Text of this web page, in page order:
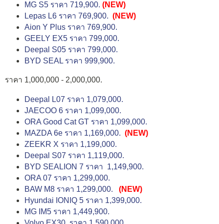
MG S5 ราคา 719,900. (NEW)
Lepas L6 ราคา 769,900. (NEW)
Aion Y Plus ราคา 769,900.
GEELY EX5 ราคา 799,000.
Deepal S05 ราคา 799,000.
BYD SEAL ราคา 999,900.
ราคา 1,000,000 - 2,000,000.
Deepal L07 ราคา 1,079,000.
JAECOO 6 ราคา 1,099,000.
ORA Good Cat GT ราคา 1,099,000.
MAZDA 6e ราคา 1,169,000. (NEW)
ZEEKR X ราคา 1,199,000.
Deepal S07 ราคา 1,119,000.
BYD SEALION 7 ราคา 1,149,900.
ORA 07 ราคา 1,299,000.
BAW M8 ราคา 1,299,000.
(NEW)
Hyundai IONIQ 5 ราคา 1,399,000.
MG IM5 ราคา 1,449,900.